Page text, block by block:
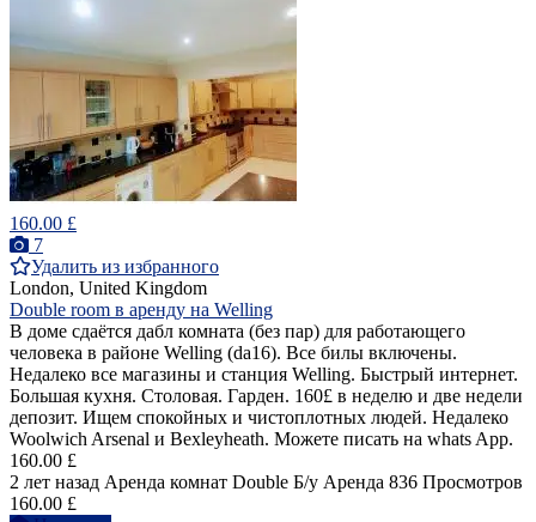
160.00 £
7
Удалить из избранного
London, United Kingdom
Double room в аренду на Welling
В доме сдаётся дабл комната (без пар) для работающего
человека в районе Welling (da16). Все билы включены.
Недалеко все магазины и станция Welling. Быстрый интернет.
Большая кухня. Столовая. Гарден. 160£ в неделю и две недели
депозит. Ищем спокойных и чистоплотных людей. Недалеко
Woolwich Arsenal и Bexleyheath. Можете писать на whats App.
160.00 £
2 лет назад Аренда комнат Double Б/у Аренда 836 Просмотров
160.00 £